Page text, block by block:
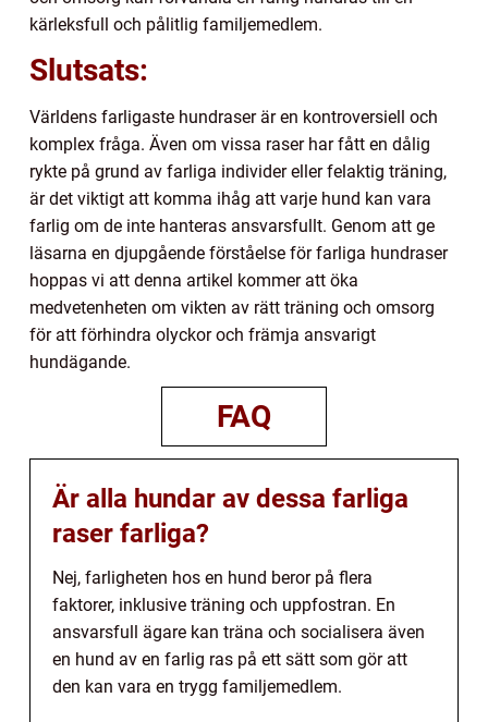
kärleksfull och pålitlig familjemedlem.
Slutsats:
Världens farligaste hundraser är en kontroversiell och
komplex fråga. Även om vissa raser har fått en dålig
rykte på grund av farliga individer eller felaktig träning,
är det viktigt att komma ihåg att varje hund kan vara
farlig om de inte hanteras ansvarsfullt. Genom att ge
läsarna en djupgående förståelse för farliga hundraser
hoppas vi att denna artikel kommer att öka
medvetenheten om vikten av rätt träning och omsorg
för att förhindra olyckor och främja ansvarigt
hundägande.
FAQ
Är alla hundar av dessa farliga
raser farliga?
Nej, farligheten hos en hund beror på flera
faktorer, inklusive träning och uppfostran. En
ansvarsfull ägare kan träna och socialisera även
en hund av en farlig ras på ett sätt som gör att
den kan vara en trygg familjemedlem.